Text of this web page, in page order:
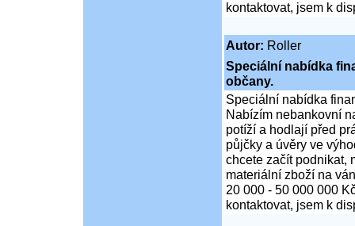
kontaktovat, jsem k
Autor: Roller
Speciální nabídka
občany.
Speciální nabídka
Nabízím nebankovní
potíží a hodlají před
půjčky a úvěry ve
chcete začít podnikat,
materiální zboží na
20 000 - 50 000 000
kontaktovat, jsem k